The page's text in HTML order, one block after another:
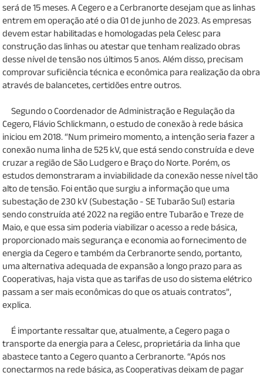
será de 15 meses. A Cegero e a Cerbranorte desejam que as linhas
entrem em operação até o dia 01 de junho de 2023. As empresas
devem estar habilitadas e homologadas pela Celesc para
construção das linhas ou atestar que tenham realizado obras
desse nível de tensão nos últimos 5 anos. Além disso, precisam
comprovar suficiência técnica e econômica para realização da obra
através de balancetes, certidões entre outros.
Segundo o Coordenador de Administração e Regulação da
Cegero, Flávio Schlickmann, o estudo de conexão à rede básica
iniciou em 2018. “Num primeiro momento, a intenção seria fazer a
conexão numa linha de 525 kV, que está sendo construída e deve
cruzar a região de São Ludgero e Braço do Norte. Porém, os
estudos demonstraram a inviabilidade da conexão nesse nível tão
alto de tensão. Foi então que surgiu a informação que uma
subestação de 230 kV (Subestação - SE Tubarão Sul) estaria
sendo construída até 2022 na região entre Tubarão e Treze de
Maio, e que essa sim poderia viabilizar o acesso a rede básica,
proporcionado mais segurança e economia ao fornecimento de
energia da Cegero e também da Cerbranorte sendo, portanto,
uma alternativa adequada de expansão a longo prazo para as
Cooperativas, haja vista que as tarifas de uso do sistema elétrico
passam a ser mais econômicas do que os atuais contratos”,
explica.
É importante ressaltar que, atualmente, a Cegero paga o
transporte da energia para a Celesc, proprietária da linha que
abastece tanto a Cegero quanto a Cerbranorte. “Após nos
conectarmos na rede básica, as Cooperativas deixam de pagar